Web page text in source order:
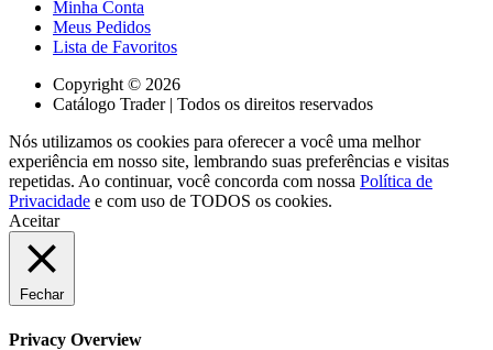
Minha Conta
Meus Pedidos
Lista de Favoritos
Copyright © 2026
Catálogo Trader | Todos os direitos reservados
Nós utilizamos os cookies para oferecer a você uma melhor
experiência em nosso site, lembrando suas preferências e visitas
repetidas. Ao continuar, você concorda com nossa Política de
Privacidade e com uso de TODOS os cookies.
Aceitar
Fechar
Privacy Overview